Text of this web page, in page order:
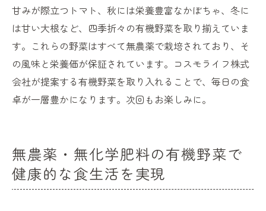
甘みが際立つトマト、秋には栄養豊富なかぼちゃ、冬に
は甘い大根など、四季折々の有機野菜を取り揃えていま
す。これらの野菜はすべて無農薬で栽培されており、そ
の風味と栄養価が保証されています。コスモライフ株式
会社が提案する有機野菜を取り入れることで、毎日の食
卓が一層豊かになります。次回もお楽しみに。
無農薬・無化学肥料の有機野菜で
健康的な食生活を実現